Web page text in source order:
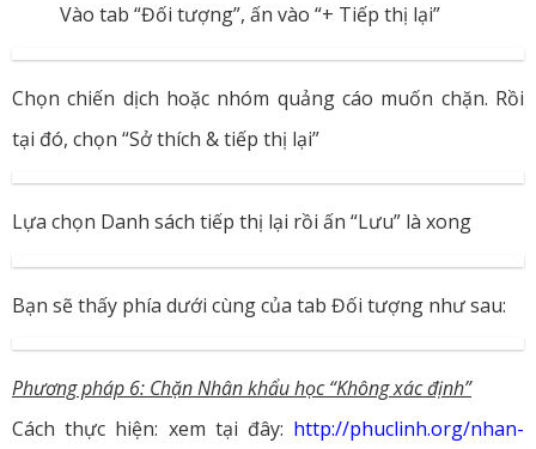
Vào tab “Đối tượng”, ấn vào “+ Tiếp thị lại”
Chọn chiến dịch hoặc nhóm quảng cáo muốn chặn. Rồi
tại đó, chọn “Sở thích & tiếp thị lại”
Lựa chọn Danh sách tiếp thị lại rồi ấn “Lưu” là xong
Bạn sẽ thấy phía dưới cùng của tab Đối tượng như sau:
Phương pháp 6: Chặn Nhân khẩu học “Không xác định”
Cách thực hiện: xem tại đây: http://phuclinh.org/nhan-